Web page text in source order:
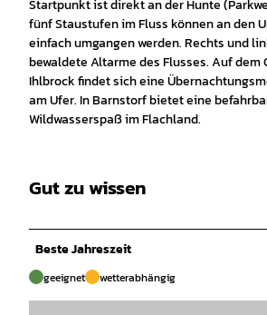
Startpunkt ist direkt an der Hunte
fünf Staustufen im Fluss können an den
einfach umgangen werden. Rechts und
bewaldete Altarme des Flusses. Auf dem
Ihlbrock findet sich eine
am Ufer. In Barnstorf bietet eine
Wildwasserspaß im Flachland.
Gut zu wissen
Beste Jahreszeit
geeignet wetterabhängig